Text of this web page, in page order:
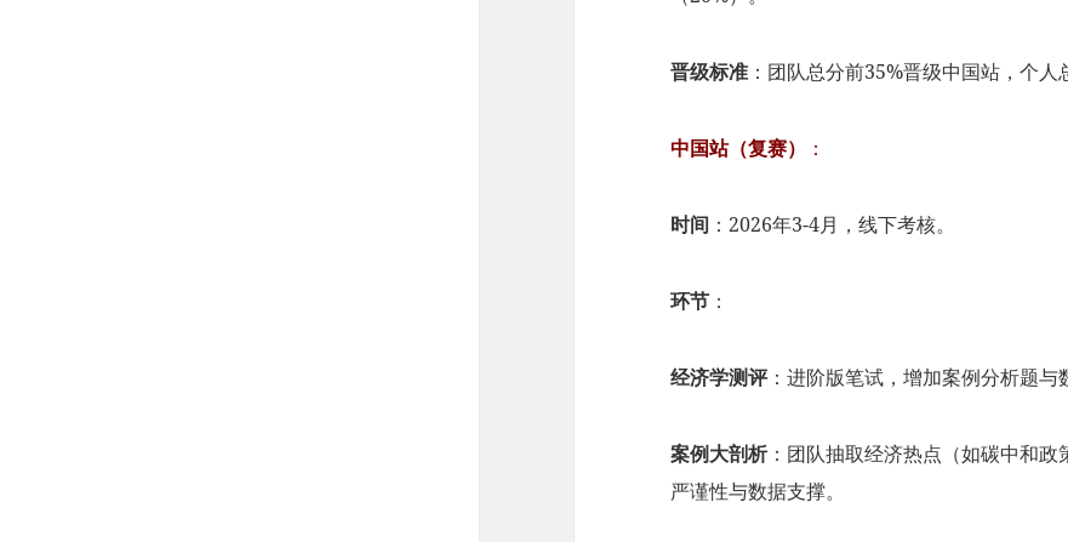
晋级标准 ：团队总分前35%晋级中国站，个人
中国站（复赛） ：
时间 ：2026年3-4月，线下考核。
环节 ：
经济学测评：进阶版笔试，增加案例分析题与
案例大剖析：团队抽取经济热点（如碳中和
严谨性与数据支撑。